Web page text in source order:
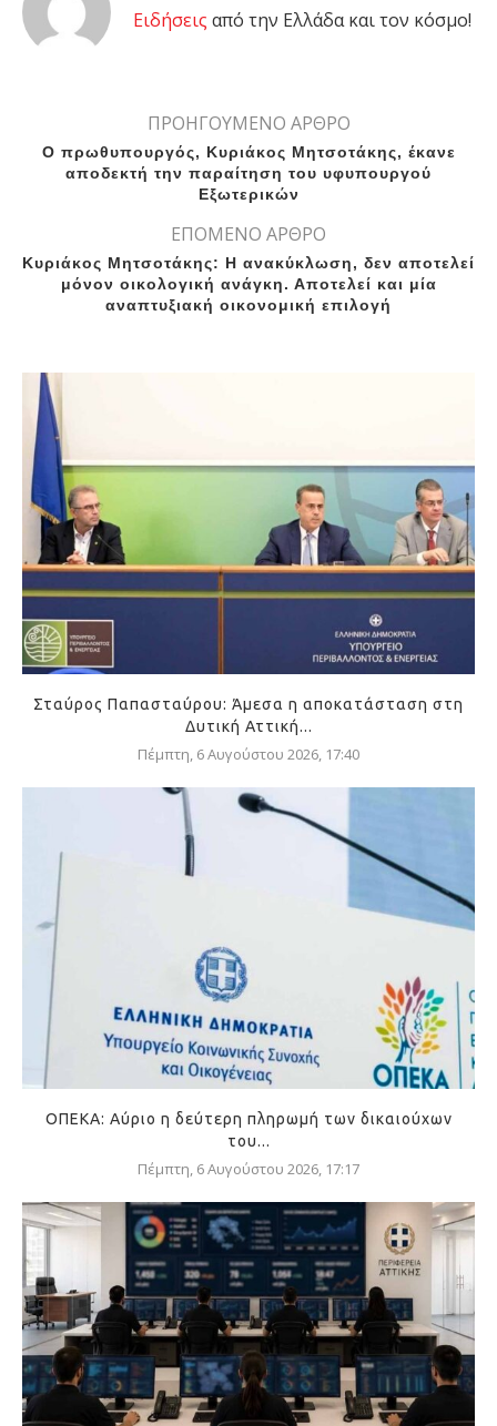
Eιδήσεις από την Ελλάδα και τον κόσμο!
ΠΡΟΗΓΟΥΜΕΝΟ ΑΡΘΡΟ
Ο πρωθυπουργός, Κυριάκος Μητσοτάκης, έκανε
αποδεκτή την παραίτηση του υφυπουργού
Εξωτερικών
ΕΠΟΜΕΝΟ ΑΡΘΡΟ
Κυριάκος Μητσοτάκης: Η ανακύκλωση, δεν αποτελεί
μόνον οικολογική ανάγκη. Αποτελεί και μία
αναπτυξιακή οικονομική επιλογή
Σταύρος Παπασταύρου: Άμεσα η αποκατάσταση στη
Δυτική Αττική...
Πέμπτη, 6 Αυγούστου 2026, 17:40
ΟΠΕΚΑ: Αύριο η δεύτερη πληρωμή των δικαιούχων
του...
Πέμπτη, 6 Αυγούστου 2026, 17:17